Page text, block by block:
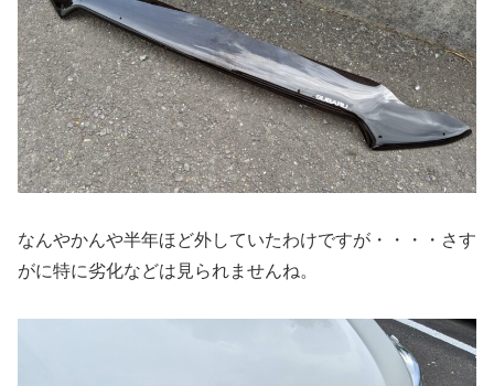
なんやかんや半年ほど外していたわけですが・・・・さす
がに特に劣化などは見られませんね。